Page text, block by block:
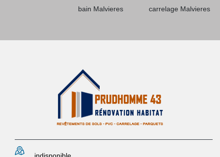
bain Malvieres carrelage Malvieres